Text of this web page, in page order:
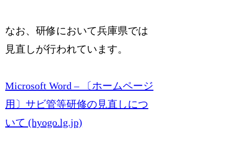
なお、研修において兵庫県では
見直しが行われています。
Microsoft Word – 〔ホームページ
用〕サビ管等研修の見直しにつ
いて (hyogo.lg.jp)